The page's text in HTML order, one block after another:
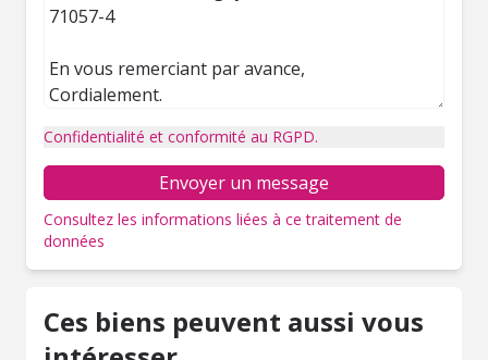
Confidentialité et conformité au RGPD.
Envoyer un message
Consultez les informations liées à ce traitement de
données
Ces biens peuvent aussi vous